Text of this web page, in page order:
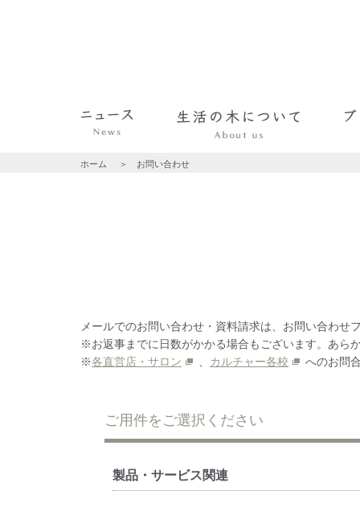
ホーム お問い合わせ
メールでのお問い合わせ・資料請求は、お問い合わせ
※お返事までに日数がかかる場合もございます。あら
※各直営店・サロン カルチャー各校 へのお問
ご用件をご選択ください
製品・サービス関連